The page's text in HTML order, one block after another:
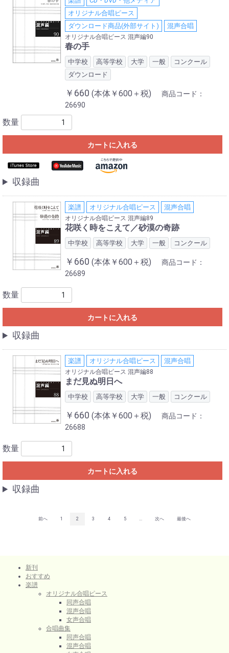
オリジナル合唱ピース
ダウンロード商品(外部サイト)
混声合唱
オリジナル合唱ピース 混声編90
春の手
中学校 高等学校 大学 一般
コンクール
ダウンロード
￥660 (本体￥600＋税)
商品コード：
26690
数量
カートに入れる
収録曲
楽譜 オリジナル合唱ピース 混声合唱
オリジナル合唱ピース 混声編89
花咲く時をこえて／砂漠の奇跡
中学校 高等学校 大学 一般 コンクール
￥660 (本体￥600＋税)
商品コード：
26689
数量
カートに入れる
収録曲
楽譜 オリジナル合唱ピース 混声合唱
オリジナル合唱ピース 混声編88
まだ見ぬ明日へ
中学校 高等学校 大学 一般 コンクール
￥660 (本体￥600＋税)
商品コード：
26688
数量
カートに入れる
収録曲
前へ 1 2 3 4 5 ... 次へ 最後へ
新刊
おすすめ
楽譜
オリジナル合唱ピース
同声合唱
混声合唱
女声合唱
合唱曲集
同声合唱
混声合唱